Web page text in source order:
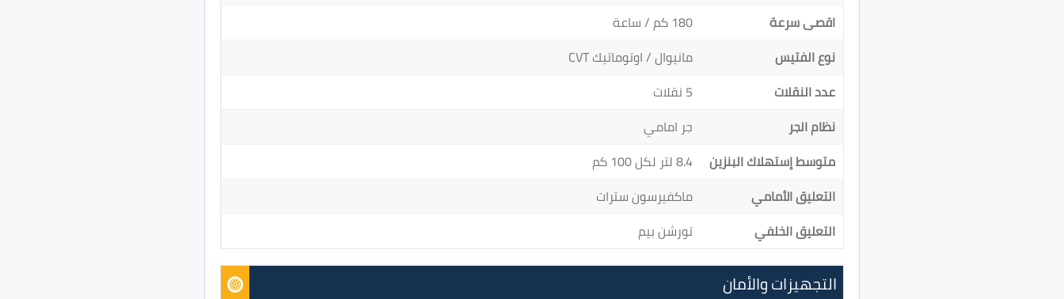
اقصى سرعة
180 كم / ساعة
نوع الفتيس
مانيوال / اوتوماتيك CVT
عدد النقلات
5 نقلات
نظام الجر
جر امامي
متوسط إستهلاك البنزين
8.4 لتر لكل 100 كم
التعليق الأمامي
ماكفيرسون سترات
التعليق الخلفي
تورشن بيم
التجهيزات والأمان